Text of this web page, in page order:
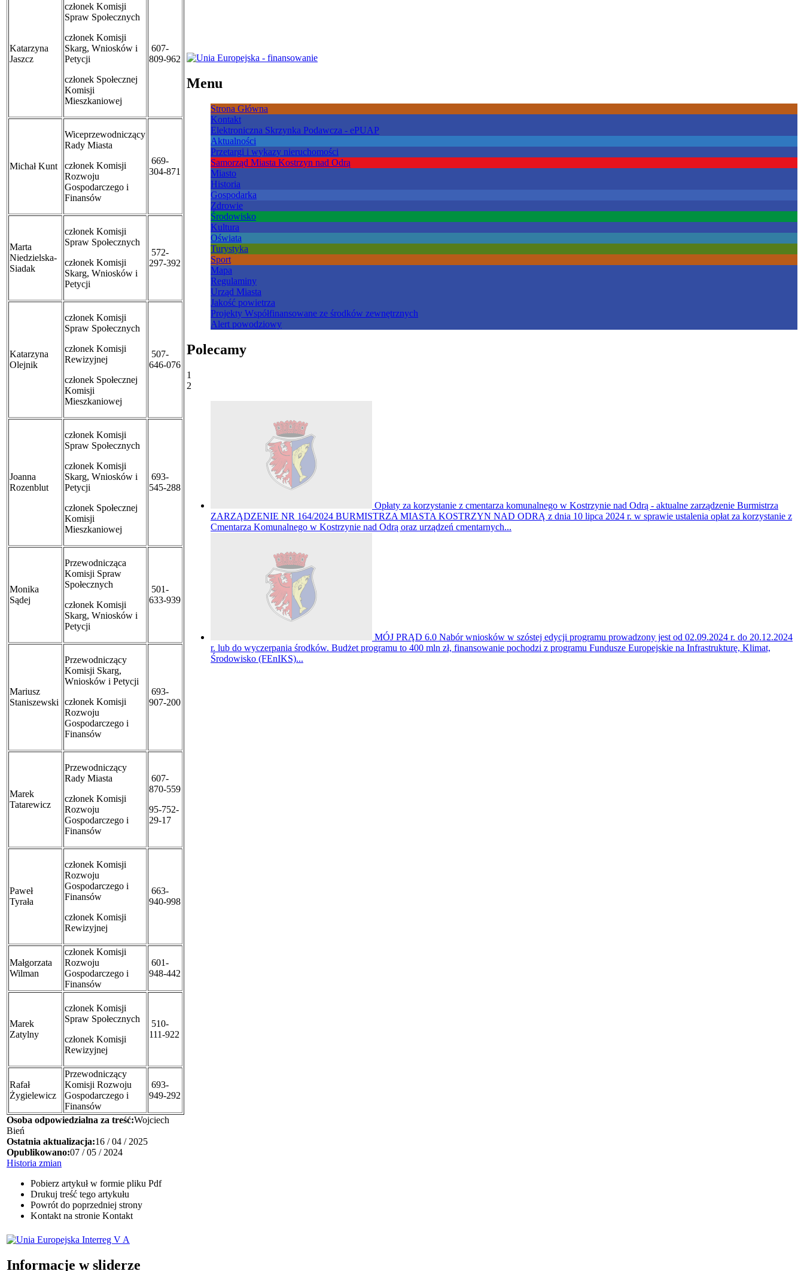
Katarzyna
Jaszcz
członek Komisji
Spraw Społecznych
członek Komisji
Skarg, Wniosków i
Petycji
członek Społecznej
Komisji
Mieszkaniowej
607-
809-962
Michał Kunt
Wiceprzewodniczący
Rady Miasta
członek Komisji
Rozwoju
Gospodarczego i
Finansów
669-
304-871
Marta
Niedzielska-
Siadak
członek Komisji
Spraw Społecznych
członek Komisji
Skarg, Wniosków i
Petycji
572-
297-392
Katarzyna
Olejnik
członek Komisji
Spraw Społecznych
członek Komisji
Rewizyjnej
członek Społecznej
Komisji
Mieszkaniowej
507-
646-076
Joanna
Rozenblut
członek Komisji
Spraw Społecznych
członek Komisji
Skarg, Wniosków i
Petycji
członek Społecznej
Komisji
Mieszkaniowej
693-
545-288
Monika
Sądej
Przewodnicząca
Komisji Spraw
Społecznych
członek Komisji
Skarg, Wniosków i
Petycji
501-
633-939
Mariusz
Staniszewski
Przewodniczący
Komisji Skarg,
Wniosków i Petycji
członek Komisji
Rozwoju
Gospodarczego i
Finansów
693-
907-200
Marek
Tatarewicz
Przewodniczący
Rady Miasta
członek Komisji
Rozwoju
Gospodarczego i
Finansów
607-
870-559
95-752-
29-17
Paweł
Tyrała
członek Komisji
Rozwoju
Gospodarczego i
Finansów
członek Komisji
Rewizyjnej
663-
940-998
Małgorzata
Wilman
członek Komisji
Rozwoju
Gospodarczego i
Finansów
601-
948-442
Marek
Zatylny
członek Komisji
Spraw Społecznych
członek Komisji
Rewizyjnej
510-
111-922
Rafał
Żygielewicz
Przewodniczący
Komisji Rozwoju
Gospodarczego i
Finansów
693-
949-292
Osoba odpowiedzialna za treść:Wojciech
Bień
Ostatnia aktualizacja:16 / 04 / 2025
Opublikowano:07 / 05 / 2024
Historia zmian
Pobierz artykuł w formie pliku Pdf
Drukuj treść tego artykułu
Powrót do poprzedniej strony
Kontakt na stronie Kontakt
Menu
Strona Główna
Kontakt
Elektroniczna Skrzynka Podawcza - ePUAP
Aktualności
Przetargi i wykazy nieruchomości
Samorząd Miasta Kostrzyn nad Odrą
Miasto
Historia
Gospodarka
Zdrowie
Środowisko
Kultura
Oświata
Turystyka
Sport
Mapa
Regulaminy
Urząd Miasta
Jakość powietrza
Projekty Współfinansowane ze środków zewnętrznych
Alert powodziowy
Polecamy
1
2
Opłaty za korzystanie z cmentarza komunalnego w Kostrzynie nad Odrą - aktualne zarządzenie Burmistrza
ZARZĄDZENIE NR 164/2024 BURMISTRZA MIASTA KOSTRZYN NAD ODRĄ z dnia 10 lipca 2024 r. w sprawie ustalenia opłat za korzystanie z
Cmentarza Komunalnego w Kostrzynie nad Odrą oraz urządzeń cmentarnych...
MÓJ PRĄD 6.0 Nabór wniosków w szóstej edycji programu prowadzony jest od 02.09.2024 r. do 20.12.2024
r. lub do wyczerpania środków. Budżet programu to 400 mln zł, finansowanie pochodzi z programu Fundusze Europejskie na Infrastrukturę, Klimat,
Środowisko (FEnIKS)...
Informacje w sliderze